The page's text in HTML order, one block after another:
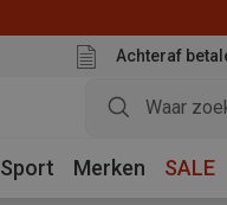
Achteraf
Sport Merken SALE